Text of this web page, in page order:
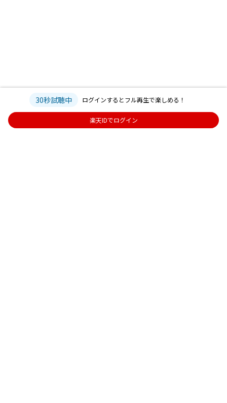
30秒試聴中 ログインするとフル再生で楽しめる！
楽天IDでログイン